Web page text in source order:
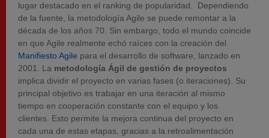
lugar destacado en el ranking de popularidad. Dependiendo
de la fuente, la metodología Agile se puede remontar a la
década de los años 70. Sin embargo, todo el mundo coincide
en que Agile realmente echó raíces con la creación del
Manifiesto Agile para el desarrollo de software, lanzado en
2001. La metodología Ágil de gestión de proyectos
implica dividir el proyecto en varias fases (o iteraciones). Su
principal objetivo es trabajar en una iteración al mismo
tiempo en cooperación constante con el equipo y los
clientes. Esto permite la mejora continua del proyecto en
cada una de estas etapas, gracias a la retroalimentación